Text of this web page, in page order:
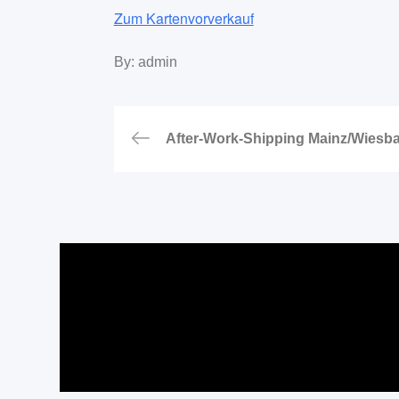
Zum Kartenvorverkauf
By: admin
After-Work-Shipping Mainz/